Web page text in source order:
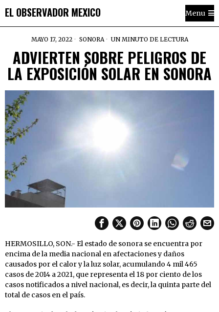
EL OBSERVADOR MEXICO Menu
MAYO 17, 2022 SONORA UN MINUTO DE LECTURA
ADVIERTEN SOBRE PELIGROS DE
LA EXPOSICIÓN SOLAR EN SONORA
HERMOSILLO, SON.- El estado de sonora se encuentra por
encima de la media nacional en afectaciones y daños
causados por el calor y la luz solar, acumulando 4 mil 465
casos de 2014 a 2021, que representa el 18 por ciento de los
casos notificados a nivel nacional, es decir, la quinta parte del
total de casos en el país.